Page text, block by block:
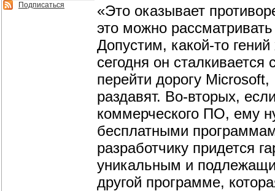
Подписаться
«Это оказывает
это можно
Допустим, какой-то
сегодня он
перейти дорогу
раздавят. Во-вторых,
коммерческого ПО, ему
бесплатными
разработчику придется
уникальным и
другой программе,